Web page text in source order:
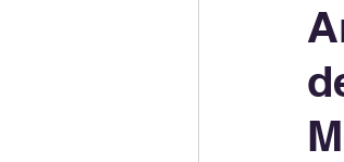
Energy Storage